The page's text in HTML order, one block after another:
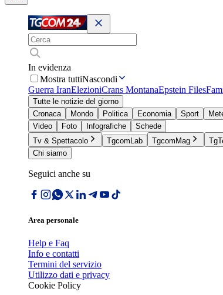
In evidenza
Mostra tuttiNascondi
Guerra IranElezioniCrans MontanaEpstein Files
Tutte le notizie del giorno
Cronaca
Mondo Politica Economia Sport
Video
Foto Infografiche
Schede
Tv & Spettacolo
TgcomLab TgcomMag
Chi siamo
Seguici anche su
Area personale
Help e Faq
Info e contatti
Termini del servizio
Utilizzo dati e privacy
Cookie Policy